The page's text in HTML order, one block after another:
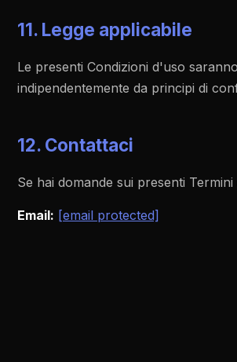
11. Legge applicabile
Le presenti Condizioni d'uso
indipendentemente da principi di
12. Contattaci
Se hai domande sui presenti
Email: [email protected]